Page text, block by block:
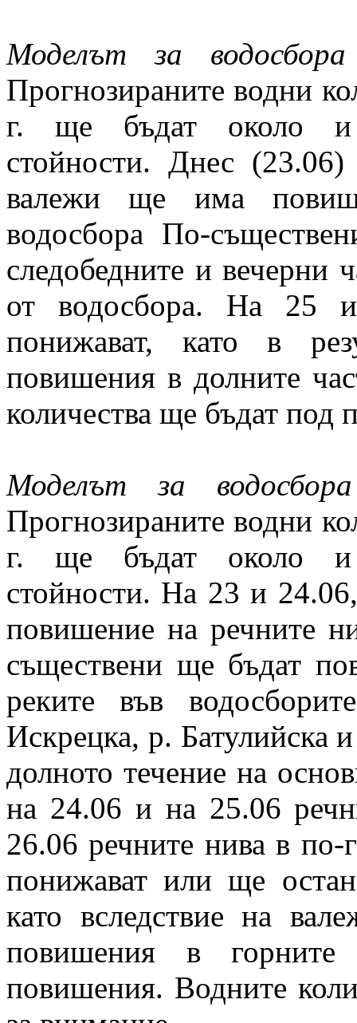
Моделът за
Прогнозираните водни
г. ще бъдат около и
стойности. Днес
валежи ще има
водосбора По-
следобедните и вечерни
от водосбора. На 25
понижават, като в
повишения в долните
количества ще бъдат под
Моделът за
Прогнозираните водни
г. ще бъдат около и
стойности. На 23 и
повишение на речните
съществени ще бъдат
реките във
Искрецка, р. Батулийска
долното течение на
на 24.06 и на 25.06
26.06 речните нива в по-
понижават или ще
като вследствие на
повишения в
повишения. Водните